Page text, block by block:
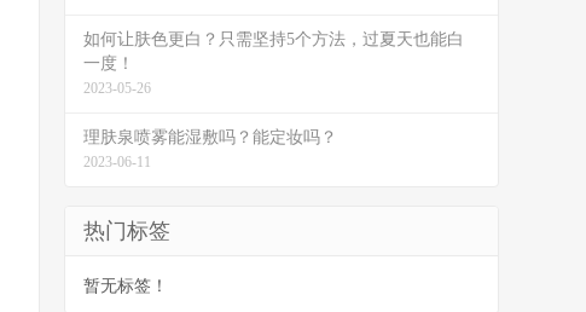
如何让肤色更白？只需坚持5个方法，过夏天也能白
一度！
2023-05-26
理肤泉喷雾能湿敷吗？能定妆吗？
2023-06-11
热门标签
暂无标签！